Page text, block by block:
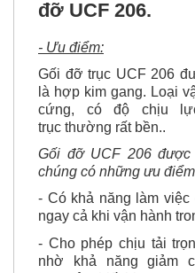
Gối đỡ trục UCF 206
làhợp kim gang. Loại
cứng, có độ chịu
trụcthường rất bền..
Gối đỡ UCF 206 được
chúng có những ưu
- Có khả năng làm việc
ngay cả khi vận hành
- Cho phép chịu tải
nhờ khả năng giảm
trơn trên thiết bị.